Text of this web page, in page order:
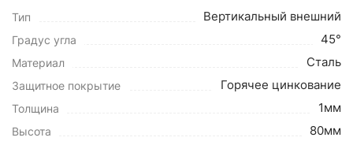
Тип Вертикальный внешний
Градус угла 45°
Материал Сталь
Защитное покрытие Горячее цинкование
Толщина 1мм
Высота 80мм